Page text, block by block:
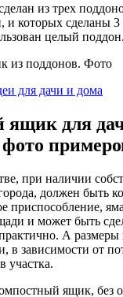
из трех
и которых сделаны 3
целый поддон.
для дачи и дома
для
при наличии
должен быть
приспособление,
и может быть
А
в зависимости от
участка.
ящик, без